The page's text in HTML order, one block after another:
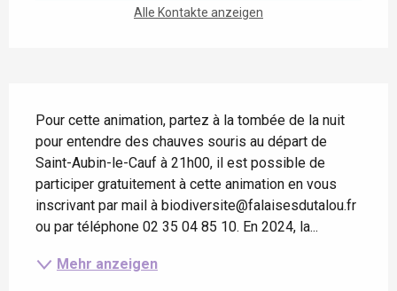
Alle Kontakte anzeigen
Pour cette animation, partez à la tombée de la nuit
pour entendre des chauves souris au départ de
Saint-Aubin-le-Cauf à 21h00, il est possible de
participer gratuitement à cette animation en vous
inscrivant par mail à biodiversite@falaisesdutalou.fr
ou par téléphone 02 35 04 85 10. En 2024, la...
Mehr anzeigen